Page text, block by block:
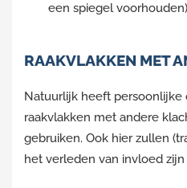
een spiegel voorhouden)
RAAKVLAKKEN MET
Natuurlijk heeft persoonlijke
raakvlakken met andere
gebruiken. Ook hier zullen
het verleden van invloed